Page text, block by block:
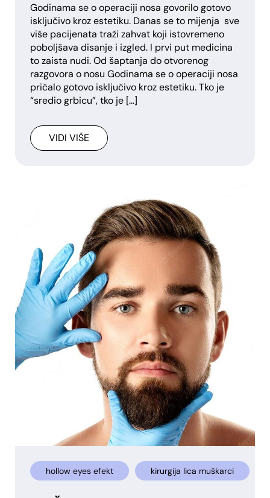
Godinama se o operaciji nosa govorilo gotovo
isključivo kroz estetiku. Danas se to mijenja sve
više pacijenata traži zahvat koji istovremeno
poboljšava disanje i izgled. I prvi put medicina
to zaista nudi. Od šaptanja do otvorenog
razgovora o nosu Godinama se o operaciji nosa
pričalo gotovo isključivo kroz estetiku. Tko je
“sredio grbicu”, tko je […]
VIDI VIŠE
hollow eyes efekt kirurgija lica muškarci